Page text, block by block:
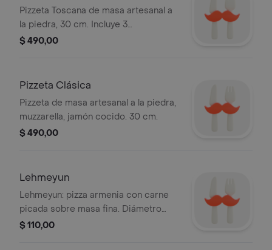
Pizzeta Toscana de masa artesanal a
la piedra, 30 cm. Incluye 3
ingredientes a elección.
$ 490,00
Pizzeta Clásica
Pizzeta de masa artesanal a la piedra,
muzzarella, jamón cocido. 30 cm.
$ 490,00
Lehmeyun
Lehmeyun: pizza armenia con carne
picada sobre masa fina. Diámetro
aprox. 20 cm.
$ 110,00